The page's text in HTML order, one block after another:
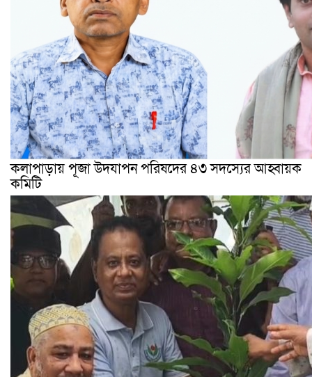
কলাপাড়ায় পূজা উদযাপন পরিষদের ৪৩ সদস্যের আহ্বায়ক
কমিটি